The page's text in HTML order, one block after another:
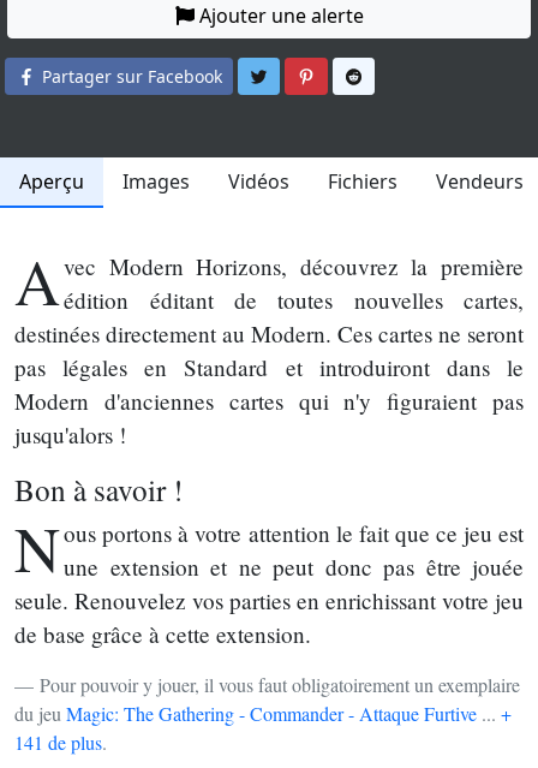
Ajouter une alerte
Partager sur Facebook Partager sur Twitter
Partager sur Pinterest
Aperçu Images Vidéos Fichiers Vendeurs
Avec Modern Horizons, découvrez la première
édition éditant de toutes nouvelles cartes,
destinées directement au Modern. Ces cartes ne seront
pas légales en Standard et introduiront dans le
Modern d'anciennes cartes qui n'y figuraient pas
jusqu'alors !
Bon à savoir !
Nous portons à votre attention le fait que ce jeu est
une extension et ne peut donc pas être jouée
seule. Renouvelez vos parties en enrichissant votre jeu
de base grâce à cette extension.
Pour pouvoir y jouer, il vous faut obligatoirement un exemplaire
du jeu Magic: The Gathering - Commander - Attaque Furtive ... +
141 de plus.